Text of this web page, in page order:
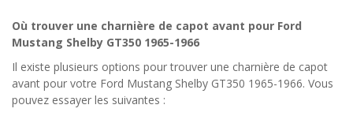
Où trouver une charnière de capot avant pour Ford
Mustang Shelby GT350 1965-1966
Il existe plusieurs options pour trouver une charnière de capot
avant pour votre Ford Mustang Shelby GT350 1965-1966. Vous
pouvez essayer les suivantes :